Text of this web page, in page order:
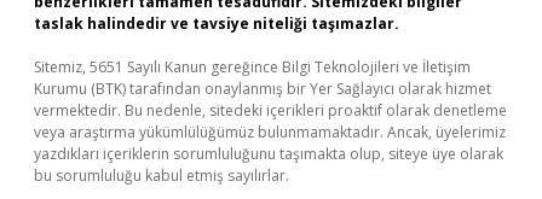
taslak halindedir ve tavsiye niteliği taşımazlar.
Sitemiz, 5651 Sayılı Kanun gereğince Bilgi Teknolojileri ve İletişim
Kurumu (BTK) tarafından onaylanmış bir Yer Sağlayıcı olarak hizmet
vermektedir. Bu nedenle, sitedeki içerikleri proaktif olarak denetleme
veya araştırma yükümlülüğümüz bulunmamaktadır. Ancak, üyelerimiz
yazdıkları içeriklerin sorumluluğunu taşımakta olup, siteye üye olarak
bu sorumluluğu kabul etmiş sayılırlar.